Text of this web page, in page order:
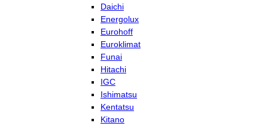
Daichi
Energolux
Eurohoff
Euroklimat
Funai
Hitachi
IGC
Ishimatsu
Kentatsu
Kitano